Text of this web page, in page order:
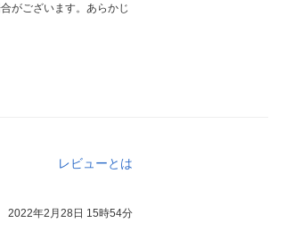
がございます。あらかじ
レビューとは
2022年2月28日 15時54分